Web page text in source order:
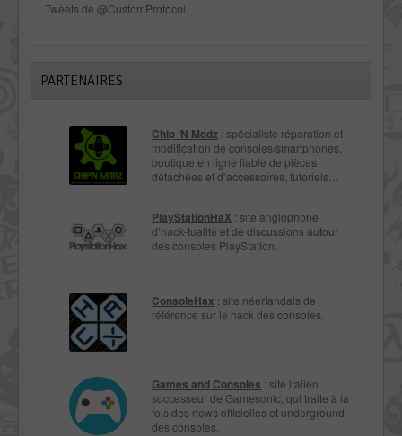
Tweets de @CustomProtocol
PARTENAIRES
Chip ‘N Modz : spécialiste réparation et
modification de consoles/smartphones,
boutique en ligne fiable de pièces
détachées et d’accessoires, tutoriels…
PlayStationHaX : site anglophone
d’hack-tualité et de discussions autour
des consoles PlayStation.
ConsoleHax : site néerlandais de
référence sur le hack des consoles.
Games and Consoles : site italien
successeur de Gamesonic, qui traite à la
fois des news officielles et underground
des consoles.